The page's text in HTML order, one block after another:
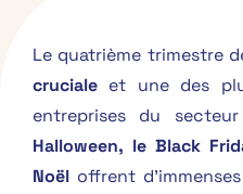
Le quatrième trimestre
cruciale et une des
entreprises du
Halloween, le Black
Noël offrent